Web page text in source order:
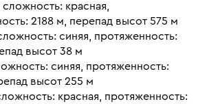
сложность: красная,
2188 м, перепад высот 575 м
синяя, протяженность:
высот 38 м
синяя, протяженность:
высот 255 м
красная, протяженность: